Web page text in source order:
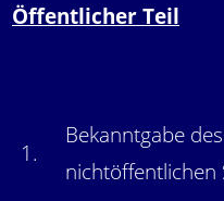
Öffentlicher Teil
1.
Bekanntgabe
nichtöffentlichen